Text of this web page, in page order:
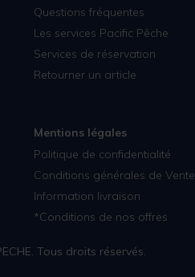
Questions fréquentes
Les services Pacific Pêche
Services de réservation
Retourner un article
Mentions légales
Politique de confidentialité
Conditions générales de Vente
Information livraison
*Conditions de nos offres
Tous droits réservés.